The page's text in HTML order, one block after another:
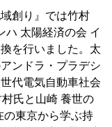
創り』では竹村
ハ 太陽経済の会 イ
を行いました。太
ンドラ・プラデシ
代電気自動車社会
氏と山崎 養世の
の東京から学ぶ持